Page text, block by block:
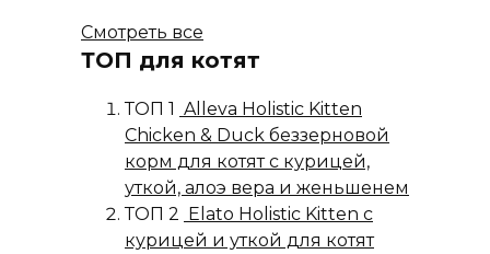
Смотреть все
ТОП для котят
ТОП 1 Alleva Holistic Kitten
Chicken & Duck беззерновой
корм для котят с курицей,
уткой, алоэ вера и женьшенем
ТОП 2 Elato Holistic Kitten с
курицей и уткой для котят